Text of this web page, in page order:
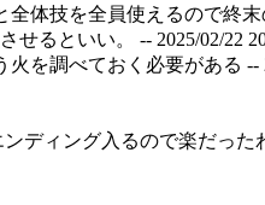
体技を全員使えるので終
せるといい。 -- 2025/02/22
火を調べておく必要がある --
ディング入るので楽だった